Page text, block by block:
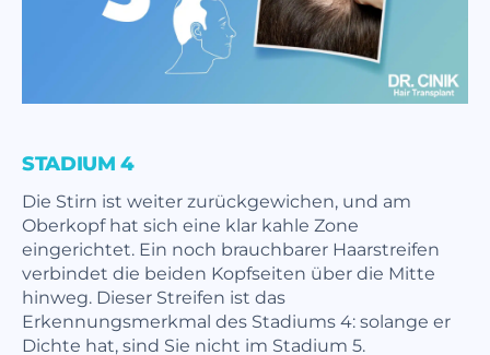
STADIUM 4
Die Stirn ist weiter zurückgewichen, und am
Oberkopf hat sich eine klar kahle Zone
eingerichtet. Ein noch brauchbarer Haarstreifen
verbindet die beiden Kopfseiten über die Mitte
hinweg. Dieser Streifen ist das
Erkennungsmerkmal des Stadiums 4: solange er
Dichte hat, sind Sie nicht im Stadium 5.